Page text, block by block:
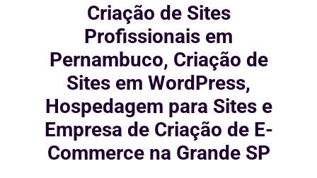
Criação de Sites
Profissionais em
Pernambuco, Criação de
Sites em WordPress,
Hospedagem para Sites e
Empresa de Criação de E-
Commerce na Grande SP